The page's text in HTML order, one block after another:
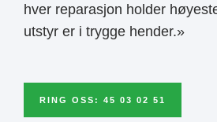
hver reparasjon holder
utstyr er i trygge hender.»
RING OSS: 45 03 02 51